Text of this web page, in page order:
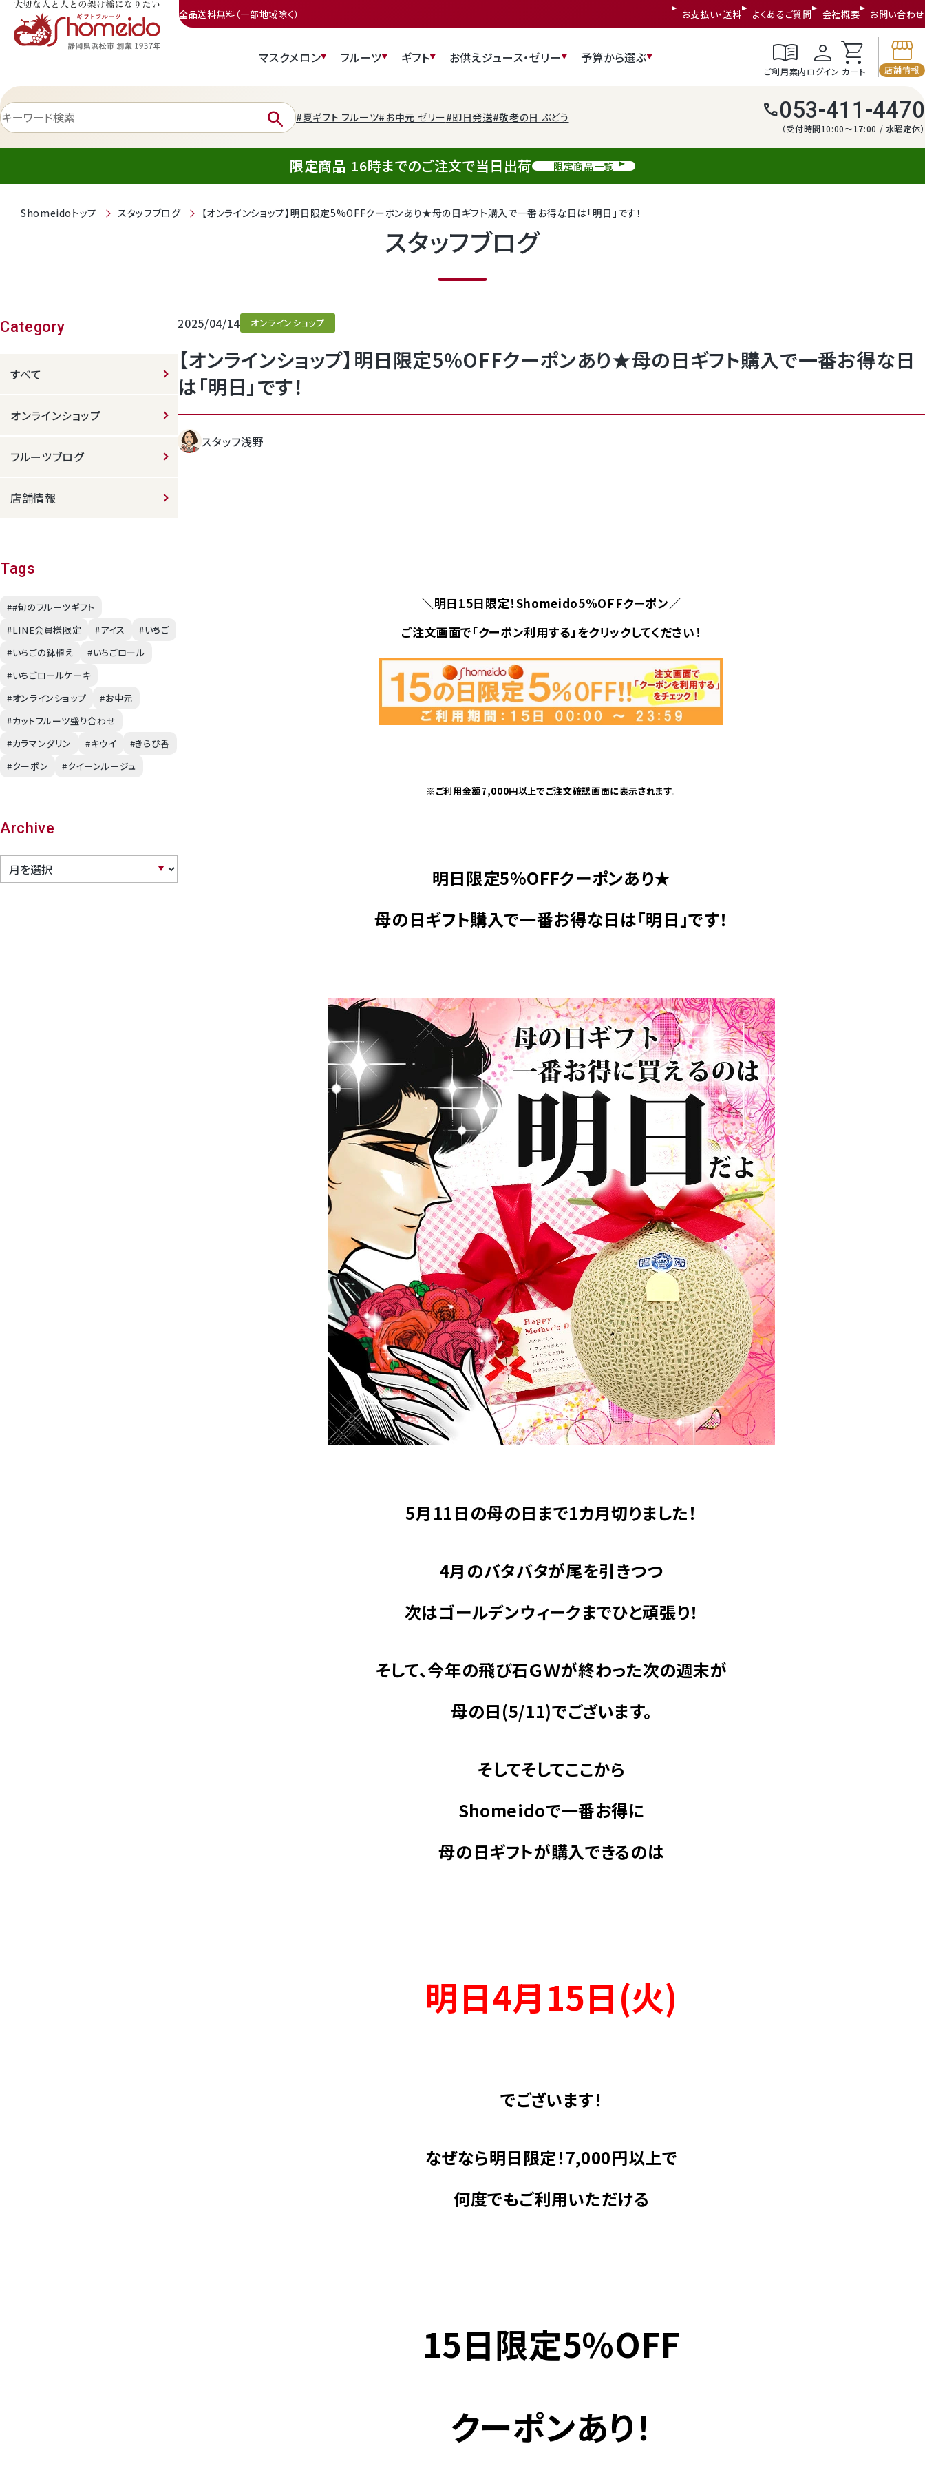
全品送料無料（一部地域除く） お支払い・送料 よくあるご質問 会社概要 お問い合わせ
マスクメロン フルーツ ギフト お供えジュース・ゼリー 予算から選ぶ menu_book
ご利用案内
person
ログイン
shopping_cart
カート
storefront
店舗情報
search #夏ギフト フルーツ#お中元 ゼリー#即日発送#敬老の日 ぶどう call053-411-4470
（受付時間10:00～17:00 / 水曜定休）
三ヶ日みかん
クラウンメロンゼリー
温室みかん(ハウスみかん)
梨
幸水梨ロイヤル
クイーンルージュ
神紅ぶどう
限定商品 16時までのご注文で当日出荷 限定商品一覧
Shomeidoトップ スタッフブログ 【オンラインショップ】明日限定5%OFFクーポンあり★母の日ギフト購入で一番お得な日は「明日」です！
スタッフブログ
2025/04/14 オンラインショップ
【オンラインショップ】明日限定5%OFFクーポンあり★母の日ギフト購入で一番お得な日
は「明日」です！
スタッフ浅野
＼明日15日限定！Shomeido5%OFFクーポン／
ご注文画面で「クーポン利用する」をクリックしてください！
※ご利用金額7,000円以上でご注文確認画面に表示されます。
明日限定5%OFFクーポンあり★
母の日ギフト購入で一番お得な日は「明日」です！
5月11日の母の日まで1カ月切りました！
4月のバタバタが尾を引きつつ
次はゴールデンウィークまでひと頑張り！
そして、今年の飛び石ＧＷが終わった次の週末が
母の日(5/11)でございます。
そしてそしてここから
Shomeidoで一番お得に
母の日ギフトが購入できるのは
明日4月15日(火)
でございます！
なぜなら明日限定！7,000円以上で
何度でもご利用いただける
15日限定5%OFF
クーポンあり！
Category
すべて
オンラインショップ
フルーツブログ
店舗情報
Tags
##旬のフルーツギフト
#LINE会員様限定
#アイス
#いちご
#いちごの鉢植え
#いちごロール
#いちごロールケーキ
#オンラインショップ
#お中元
#カットフルーツ盛り合わせ
#カラマンダリン
#キウイ
#きらぴ香
#クーポン
#クイーンルージュ
Archive